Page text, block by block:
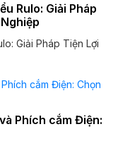
Rulo: Giải Pháp
Giải Pháp Tiện Lợi
Phích cắm Điện: